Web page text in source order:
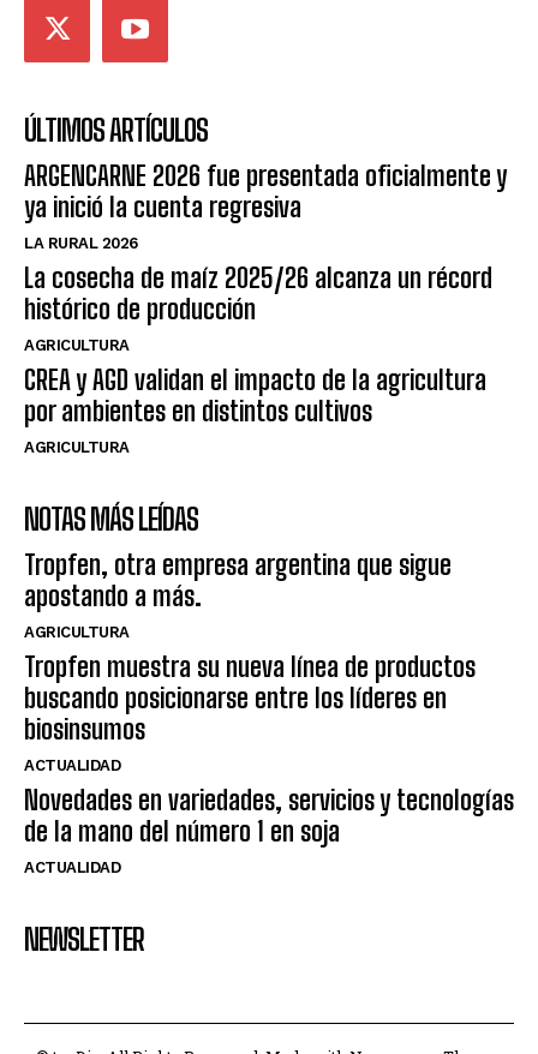
ÚLTIMOS ARTÍCULOS
ARGENCARNE 2026 fue presentada oficialmente y
ya inició la cuenta regresiva
LA RURAL 2026
La cosecha de maíz 2025/26 alcanza un récord
histórico de producción
AGRICULTURA
CREA y AGD validan el impacto de la agricultura
por ambientes en distintos cultivos
AGRICULTURA
NOTAS MÁS LEÍDAS
Tropfen, otra empresa argentina que sigue
apostando a más.
AGRICULTURA
Tropfen muestra su nueva línea de productos
buscando posicionarse entre los líderes en
biosinsumos
ACTUALIDAD
Novedades en variedades, servicios y tecnologías
de la mano del número 1 en soja
ACTUALIDAD
NEWSLETTER